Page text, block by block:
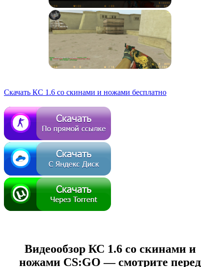
Скачать КС 1.6 со скинами и ножами бесплатно
Видеообзор КС 1.6 со скинами и
ножами CS:GO — смотрите перед